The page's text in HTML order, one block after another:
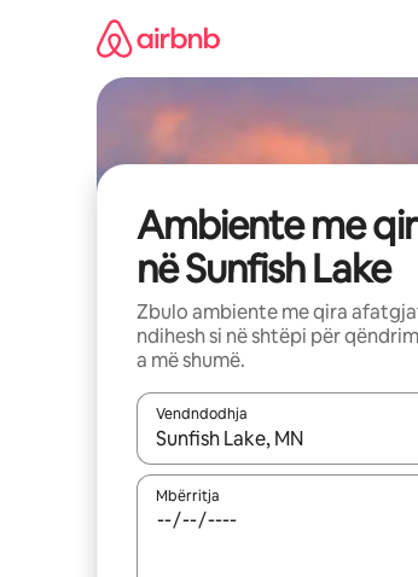
Ambiente me
në Sunfish Lake
Zbulo ambiente me qira
ndihesh si në shtëpi për
a më shumë.
Vendndodhja
Kur rezultatet të jenë të
Mbërritja